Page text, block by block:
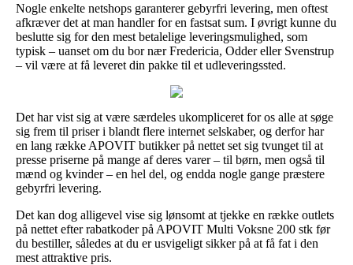
Nogle enkelte netshops garanterer gebyrfri levering, men oftest
afkræver det at man handler for en fastsat sum. I øvrigt kunne du
beslutte sig for den mest betalelige leveringsmulighed, som
typisk – uanset om du bor nær Fredericia, Odder eller Svenstrup
– vil være at få leveret din pakke til et udleveringssted.
Det har vist sig at være særdeles ukompliceret for os alle at søge
sig frem til priser i blandt flere internet selskaber, og derfor har
en lang række APOVIT butikker på nettet set sig tvunget til at
presse priserne på mange af deres varer – til børn, men også til
mænd og kvinder – en hel del, og endda nogle gange præstere
gebyrfri levering.
Det kan dog alligevel vise sig lønsomt at tjekke en række outlets
på nettet efter rabatkoder på APOVIT Multi Voksne 200 stk før
du bestiller, således at du er usvigeligt sikker på at få fat i den
mest attraktive pris.